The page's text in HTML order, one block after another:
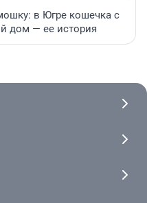
в Югре кошечка с
дом — ее история